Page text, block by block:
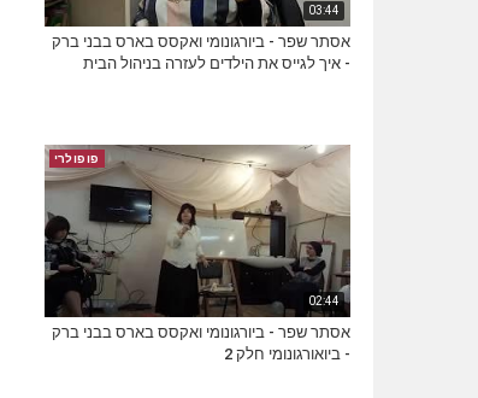
03:44
אסתר שפר - ביורגונומי ואקסס בארס בבני ברק
- איך לגייס את הילדים לעזרה בניהול הבית
02:44
פופולרי
אסתר שפר - ביורגונומי ואקסס בארס בבני ברק
- ביואורגונומי חלק 2